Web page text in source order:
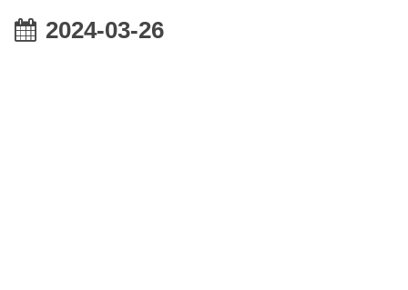
2024-03-26